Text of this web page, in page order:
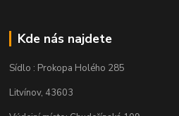
Kde nás najdete
Sídlo : Prokopa Holého 285
Litvínov, 43603